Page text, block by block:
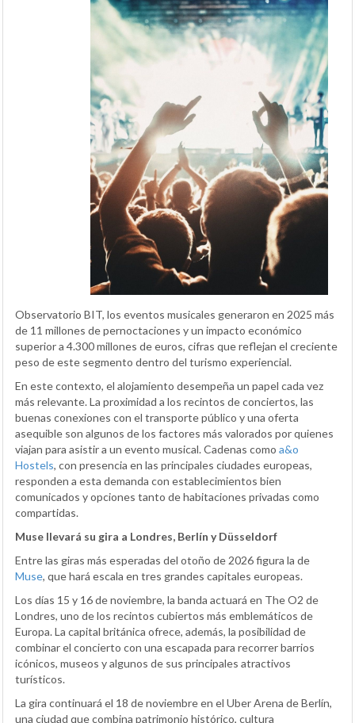
Observatorio BIT, los eventos musicales generaron en 2025 más
de 11 millones de pernoctaciones y un impacto económico
superior a 4.300 millones de euros, cifras que reflejan el creciente
peso de este segmento dentro del turismo experiencial.
En este contexto, el alojamiento desempeña un papel cada vez
más relevante. La proximidad a los recintos de conciertos, las
buenas conexiones con el transporte público y una oferta
asequible son algunos de los factores más valorados por quienes
viajan para asistir a un evento musical. Cadenas como a&o
Hostels, con presencia en las principales ciudades europeas,
responden a esta demanda con establecimientos bien
comunicados y opciones tanto de habitaciones privadas como
compartidas.
Muse llevará su gira a Londres, Berlín y Düsseldorf
Entre las giras más esperadas del otoño de 2026 figura la de
Muse, que hará escala en tres grandes capitales europeas.
Los días 15 y 16 de noviembre, la banda actuará en The O2 de
Londres, uno de los recintos cubiertos más emblemáticos de
Europa. La capital británica ofrece, además, la posibilidad de
combinar el concierto con una escapada para recorrer barrios
icónicos, museos y algunos de sus principales atractivos
turísticos.
La gira continuará el 18 de noviembre en el Uber Arena de Berlín,
una ciudad que combina patrimonio histórico, cultura